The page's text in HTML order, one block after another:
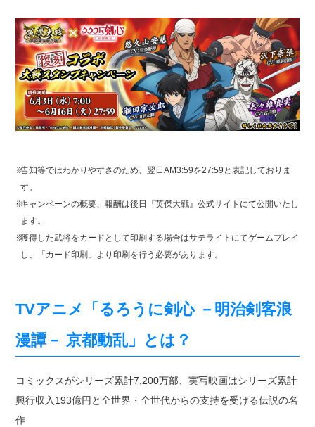
※告知等ではわかりやすさのため、翌日AM3:59を27:59と表記しておりま
す。
※キャンペーンの概要、報酬は後日『英傑大戦』公式サイトにて公開いたし
ます。
※獲得した武将をカードとして印刷する場合はサテライトにてゲームプレイ
し、「カード印刷」より印刷を行う必要があります。
TVアニメ「るろうに剣心 －明治剣客浪
漫譚－ 京都動乱」とは？
コミックスがシリーズ累計7,200万部、実写映画はシリーズ累計
興行収入193億円と全世界・全世代からの支持を受ける伝説の名
作